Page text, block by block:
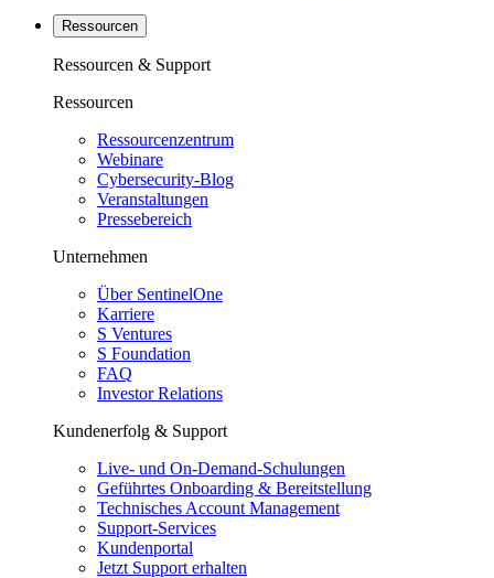
Ressourcen
Ressourcen & Support
Ressourcen
Ressourcenzentrum
Webinare
Cybersecurity-Blog
Veranstaltungen
Pressebereich
Unternehmen
Über SentinelOne
Karriere
S Ventures
S Foundation
FAQ
Investor Relations
Kundenerfolg & Support
Live- und On-Demand-Schulungen
Geführtes Onboarding & Bereitstellung
Technisches Account Management
Support-Services
Kundenportal
Jetzt Support erhalten